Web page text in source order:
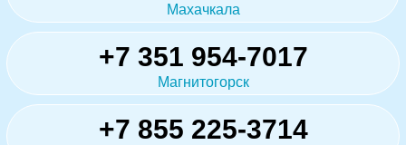
Махачкала
+7 351 954-7017
Магнитогорск
+7 855 225-3714